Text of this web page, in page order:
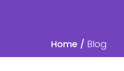
Home / Blog